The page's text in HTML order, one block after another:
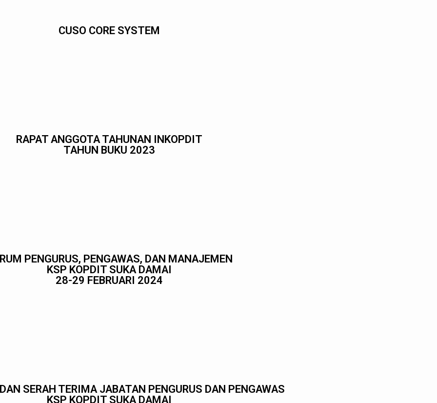
CUSO CORE SYSTEM
RAPAT ANGGOTA TAHUNAN INKOPDIT
TAHUN BUKU 2023
PENGURUS, PENGAWAS, DAN MANAJEMEN
KSP KOPDIT SUKA DAMAI
28-29 FEBRUARI 2024
SERAH TERIMA JABATAN PENGURUS DAN PENGAWAS
KSP KOPDIT SUKA DAMAI